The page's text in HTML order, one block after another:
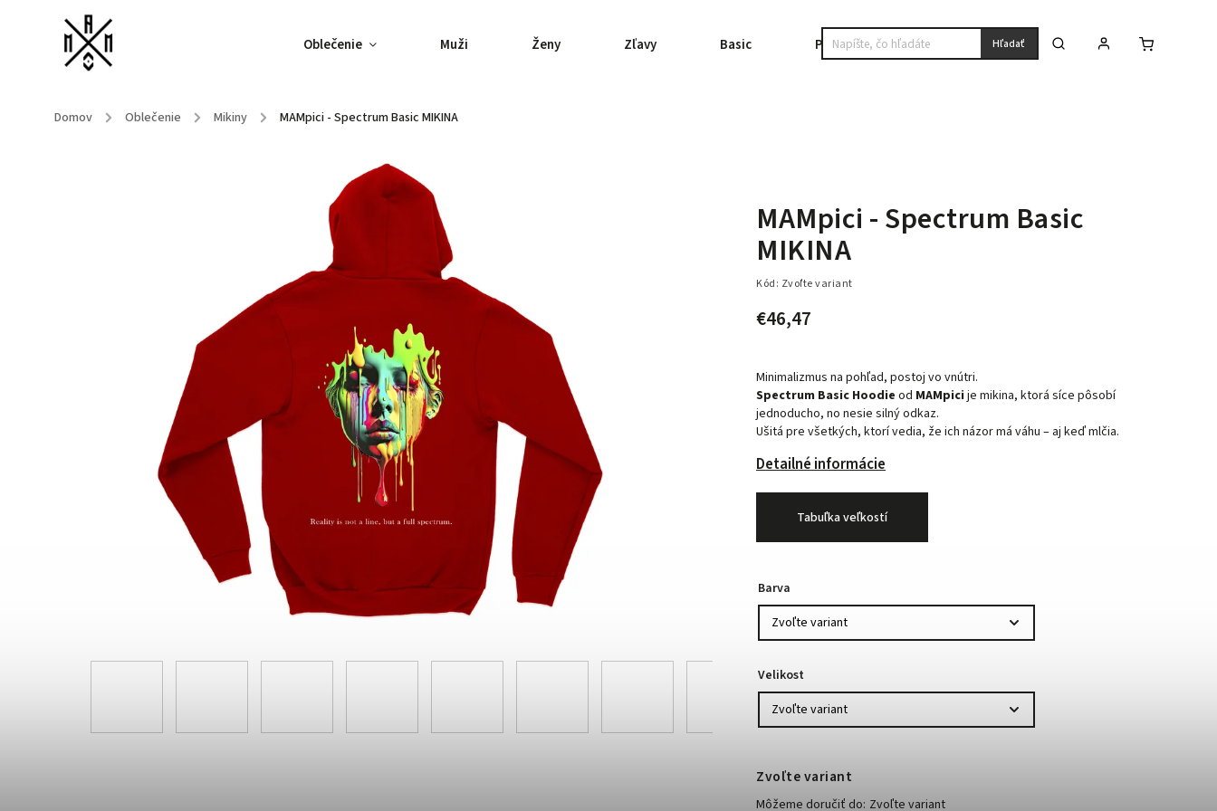
Hľadať
Oblečenie Muži Ženy Zľavy Basic Premium
Domov / Oblečenie / Mikiny / MAMpici - Spectrum Basic MIKINA
MAMpici - Spectrum Basic
MIKINA
Kód: Zvoľte variant
€46,47
Minimalizmus na pohľad, postoj vo vnútri.
Spectrum Basic Hoodie od MAMpici je mikina, ktorá síce pôsobí
jednoducho, no nesie silný odkaz.
Ušitá pre všetkých, ktorí vedia, že ich názor má váhu – aj keď mlčia.
Detailné informácie
Tabuľka veľkostí
Barva
Velikost
Zvoľte variant
Môžeme doručiť do: Zvoľte variant